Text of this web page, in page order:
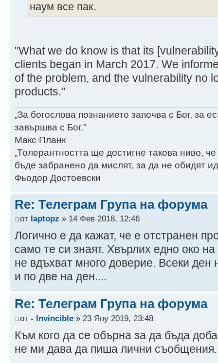
наум все пак.
"What we do know is that its
clients began in March 2017. We
of the problem, and the vulnerability no
products."
„За богослова познанието започва с Бог, за
завършва с Бог."
Макс Планк
„Толерантността ще достигне такова ниво,
бъде забранено да мислят, за да не обидят
Фьодор Достоевски
Re: Телеграм Група на форума
от laptopz » 14 Фев 2018, 12:46
Логично е да кажат, че е отстранен
само те си знаят. Хвърлих едно око
не вдъхват много доверие. Всеки ден
и по две на ден....
Re: Телеграм Група на форума
от - Invincible » 23 Яну 2019, 23:48
Към кого да се обърна за да бъда
не ми дава да пиша лични